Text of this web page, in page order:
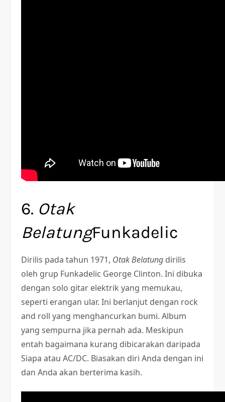
6. Otak
BelatungFunkadelic
Dirilis pada tahun 1971, Otak Belatung dirilis
oleh grup Funkadelic George Clinton. Ini dibuka
dengan solo gitar elektrik yang memukau,
seperti erangan ular. Ini berlanjut dengan rock
and roll yang menghancurkan bumi. Album
yang sempurna jika pernah ada. Meskipun
entah bagaimana kurang dibicarakan daripada
Siapa atau AC/DC. Biasakan diri Anda dengan ini
dan Anda akan berterima kasih.